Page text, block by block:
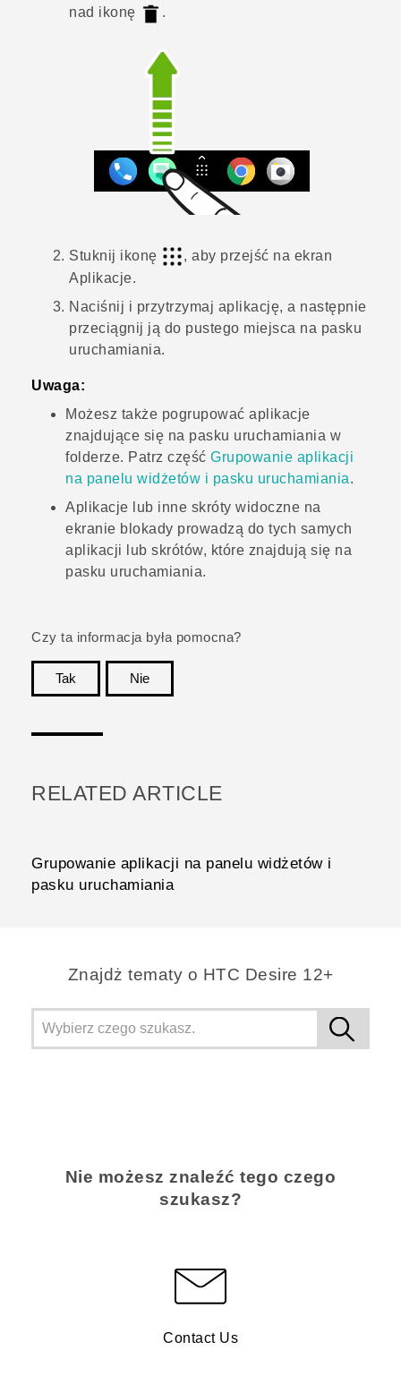
nad ikonę
.
Stuknij ikonę
, aby przejść na ekran
Aplikacje.
Naciśnij i przytrzymaj aplikację, a następnie
przeciągnij ją do pustego miejsca na pasku
uruchamiania.
Uwaga:
Możesz także pogrupować aplikacje
znajdujące się na pasku uruchamiania w
folderze. Patrz część Grupowanie aplikacji
na panelu widżetów i pasku uruchamiania.
Aplikacje lub inne skróty widoczne na
ekranie blokady prowadzą do tych samych
aplikacji lub skrótów, które znajdują się na
pasku uruchamiania.
Czy ta informacja była pomocna?
Tak
Nie
RELATED ARTICLE
Grupowanie aplikacji na panelu widżetów i
pasku uruchamiania
Znajdż tematy o HTC Desire 12+
Nie możesz znaleźć tego czego
szukasz?
Contact Us